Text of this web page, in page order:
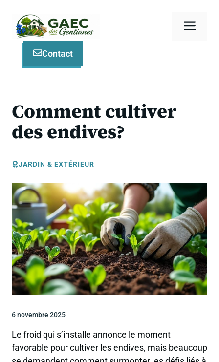
contenu
Contact
Comment cultiver
des endives?
JARDIN & EXTÉRIEUR
6 novembre 2025
Le froid qui s’installe annonce le moment
favorable pour cultiver les endives, mais beaucoup